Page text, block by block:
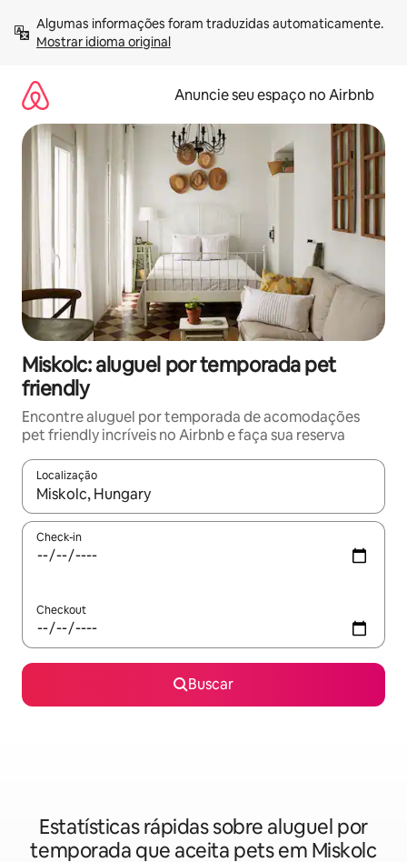
para
Mostrar idioma original
Anuncie seu espaço no Airbnb
Miskolc: aluguel por temporada pet
friendly
Encontre aluguel por temporada de acomodações
pet friendly incríveis no Airbnb e faça sua reserva
Localização
Quando os resultados estiverem disponíveis, explore-os
Check-in
Checkout
Buscar
Estatísticas rápidas sobre aluguel por
temporada que aceita pets em Miskolc